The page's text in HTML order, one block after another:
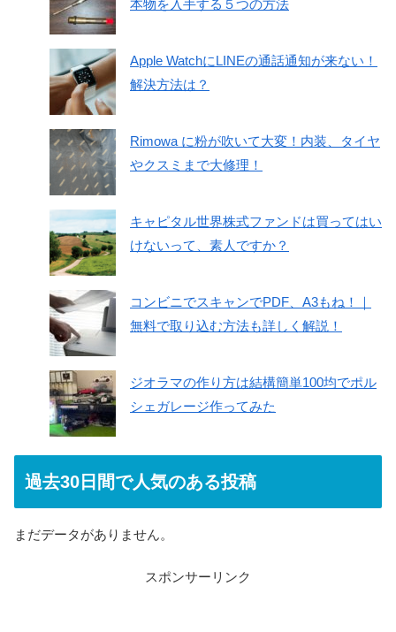
本物を入手する５つの方法
Apple WatchにLINEの通話通知が来ない！
解決方法は？
Rimowa に粉が吹いて大変！内装、タイヤ
やクスミまで大修理！
キャピタル世界株式ファンドは買ってはい
けないって、素人ですか？
コンビニでスキャンでPDF、A3もね！｜
無料で取り込む方法も詳しく解説！
ジオラマの作り方は結構簡単100均でポル
シェガレージ作ってみた
過去30日間で人気のある投稿
まだデータがありません。
スポンサーリンク